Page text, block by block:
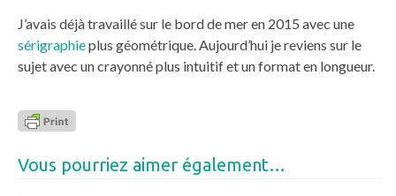
J’avais déjà travaillé sur le bord de mer en 2015 avec une
sérigraphieplus géométrique. Aujourd’hui je reviens sur le
sujet avec un crayonné plus intuitif et un format en longueur.
Vous pourriez aimer également…